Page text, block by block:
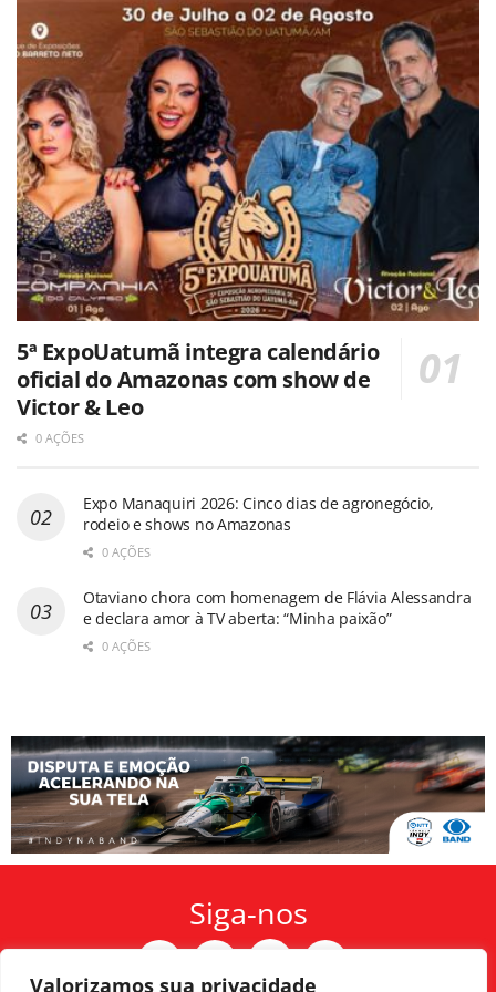
Valorizamos sua privacidade
5ª ExpoUatumã integra calendário
oficial do Amazonas com show de
Victor & Leo
0 AÇÕES
Expo Manaquiri 2026: Cinco dias de agronegócio,
rodeio e shows no Amazonas
0 AÇÕES
Otaviano chora com homenagem de Flávia Alessandra
e declara amor à TV aberta: “Minha paixão”
0 AÇÕES
Siga-nos